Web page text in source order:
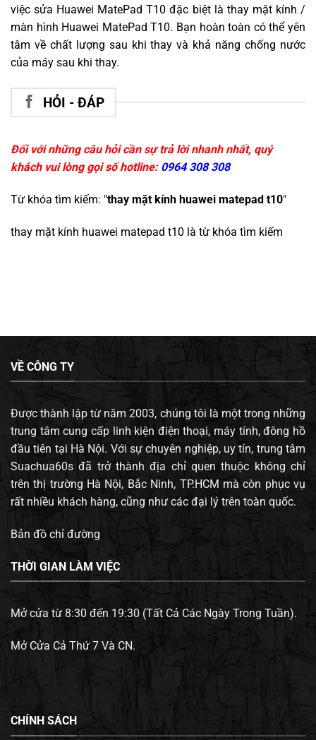
việc sửa Huawei MatePad T10 đặc biệt là thay mặt kính /
màn hình Huawei MatePad T10. Bạn hoàn toàn có thể yên
tâm về chất lượng sau khi thay và khả năng chống nước
của máy sau khi thay.
HỎI - ĐÁP
Đối với những câu hỏi cần sự trả lời nhanh nhất, quý
khách vui lòng gọi số hotline: 0964 308 308
Từ khóa tìm kiếm: "thay mặt kính huawei matepad t10"
thay mặt kính huawei matepad t10 là từ khóa tìm kiếm
VỀ CÔNG TY
Được thành lập từ năm 2003, chúng tôi là một trong những
trung tâm cung cấp linh kiện điện thoại, máy tính, đông hồ
đầu tiên tại Hà Nội. Với sự chuyên nghiệp, uy tín, trung tâm
Suachua60s đã trở thành địa chỉ quen thuộc không chỉ
trên thị trường Hà Nội, Bắc Ninh, TP.HCM mà còn phục vụ
rất nhiều khách hàng, cũng như các đại lý trên toàn quốc.
Bản đồ chỉ đường
THỜI GIAN LÀM VIỆC
Mở cửa từ 8:30 đến 19:30 (Tất Cả Các Ngày Trong Tuần).
Mở Cửa Cả Thứ 7 Và CN.
CHÍNH SÁCH